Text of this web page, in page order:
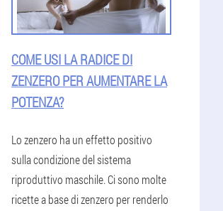
COME USI LA RADICE DI
ZENZERO PER AUMENTARE LA
POTENZA?
Lo zenzero ha un effetto positivo
sulla condizione del sistema
riproduttivo maschile. Ci sono molte
ricette a base di zenzero per renderlo